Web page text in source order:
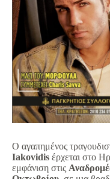
Ο αγαπημένος
Iakovidis έρχεται στο
εμφάνιση στις